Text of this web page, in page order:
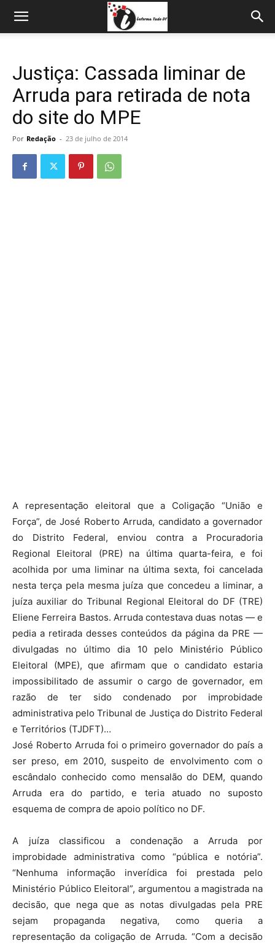
Justiça: Cassada liminar de
Arruda para retirada de nota
do site do MPE
Por Redação - 23 de julho de 2014
A representação eleitoral que a Coligação “União e
Força”, de José Roberto Arruda, candidato a governador
do Distrito Federal, enviou contra a Procuradoria
Regional Eleitoral (PRE) na última quarta-feira, e foi
acolhida por uma liminar na última sexta, foi cancelada
nesta terça pela mesma juíza que concedeu a liminar, a
juíza auxiliar do Tribunal Regional Eleitoral do DF (TRE)
Eliene Ferreira Bastos. Arruda contestava duas notas — e
pedia a retirada desses conteúdos da página da PRE —
divulgadas no último dia 10 pelo Ministério Público
Eleitoral (MPE), que afirmam que o candidato estaria
impossibilitado de assumir o cargo de governador, em
razão de ter sido condenado por improbidade
administrativa pelo Tribunal de Justiça do Distrito Federal
e Territórios (TJDFT)…
José Roberto Arruda foi o primeiro governador do país a
ser preso, em 2010, suspeito de envolvimento com o
escândalo conhecido como mensalão do DEM, quando
Arruda era do partido, e teria atuado no suposto
esquema de compra de apoio político no DF.
A juíza classificou a condenação a Arruda por
improbidade administrativa como “pública e notória”.
“Nenhuma informação inverídica foi prestada pelo
Ministério Público Eleitoral”, argumentou a magistrada na
decisão, que nega que as notas divulgadas pela PRE
sejam propaganda negativa, como queria a
representação da coligação de Arruda. “Com a decisão